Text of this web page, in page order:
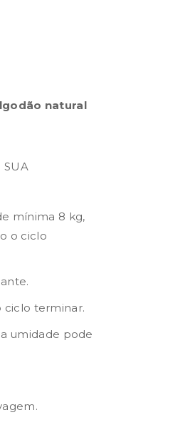
natural
SUA
mínima 8 kg,
o ciclo
ciclo terminar.
umidade pode